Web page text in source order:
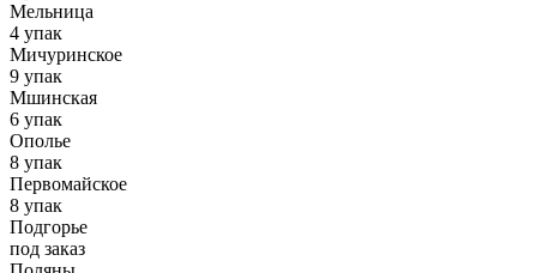
Мельница
4 упак
Мичуринское
9 упак
Мшинская
6 упак
Ополье
8 упак
Первомайское
8 упак
Подгорье
под заказ